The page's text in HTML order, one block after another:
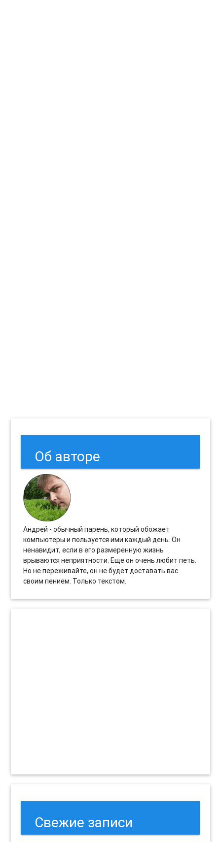
Об авторе
Андрей - обычный парень, который обожает
компьютеры и пользуется ими каждый день. Он
ненавидит, если в его размеренную жизнь
врываются неприятности. Еще он очень любит петь.
Но не переживайте, он не будет доставать вас
своим пением. Только текстом.
Свежие записи